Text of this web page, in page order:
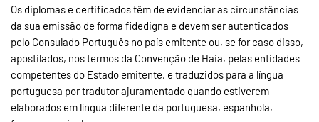
Os diplomas e certificados têm de evidenciar as circunstâncias
da sua emissão de forma fidedigna e devem ser autenticados
pelo Consulado Português no país emitente ou, se for caso disso,
apostilados, nos termos da Convenção de Haia, pelas entidades
competentes do Estado emitente, e traduzidos para a língua
portuguesa por tradutor ajuramentado quando estiverem
elaborados em língua diferente da portuguesa, espanhola,